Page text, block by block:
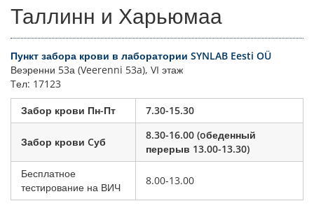
Таллинн и Харьюмаа
Пункт забора крови в лаборатории SYNLAB Eesti OÜ
Веэренни 53а (Veerenni 53a), VI этаж
Tел: 17123
Забор крови Пн-Пт
7.30-15.30
Забор крови Cуб
8.30-16.00 (oбеденный
перерыв 13.00-13.30)
Бесплатное
тестирование на ВИЧ
8.00-13.00